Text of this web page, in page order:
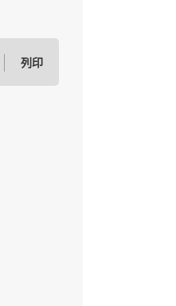
列印